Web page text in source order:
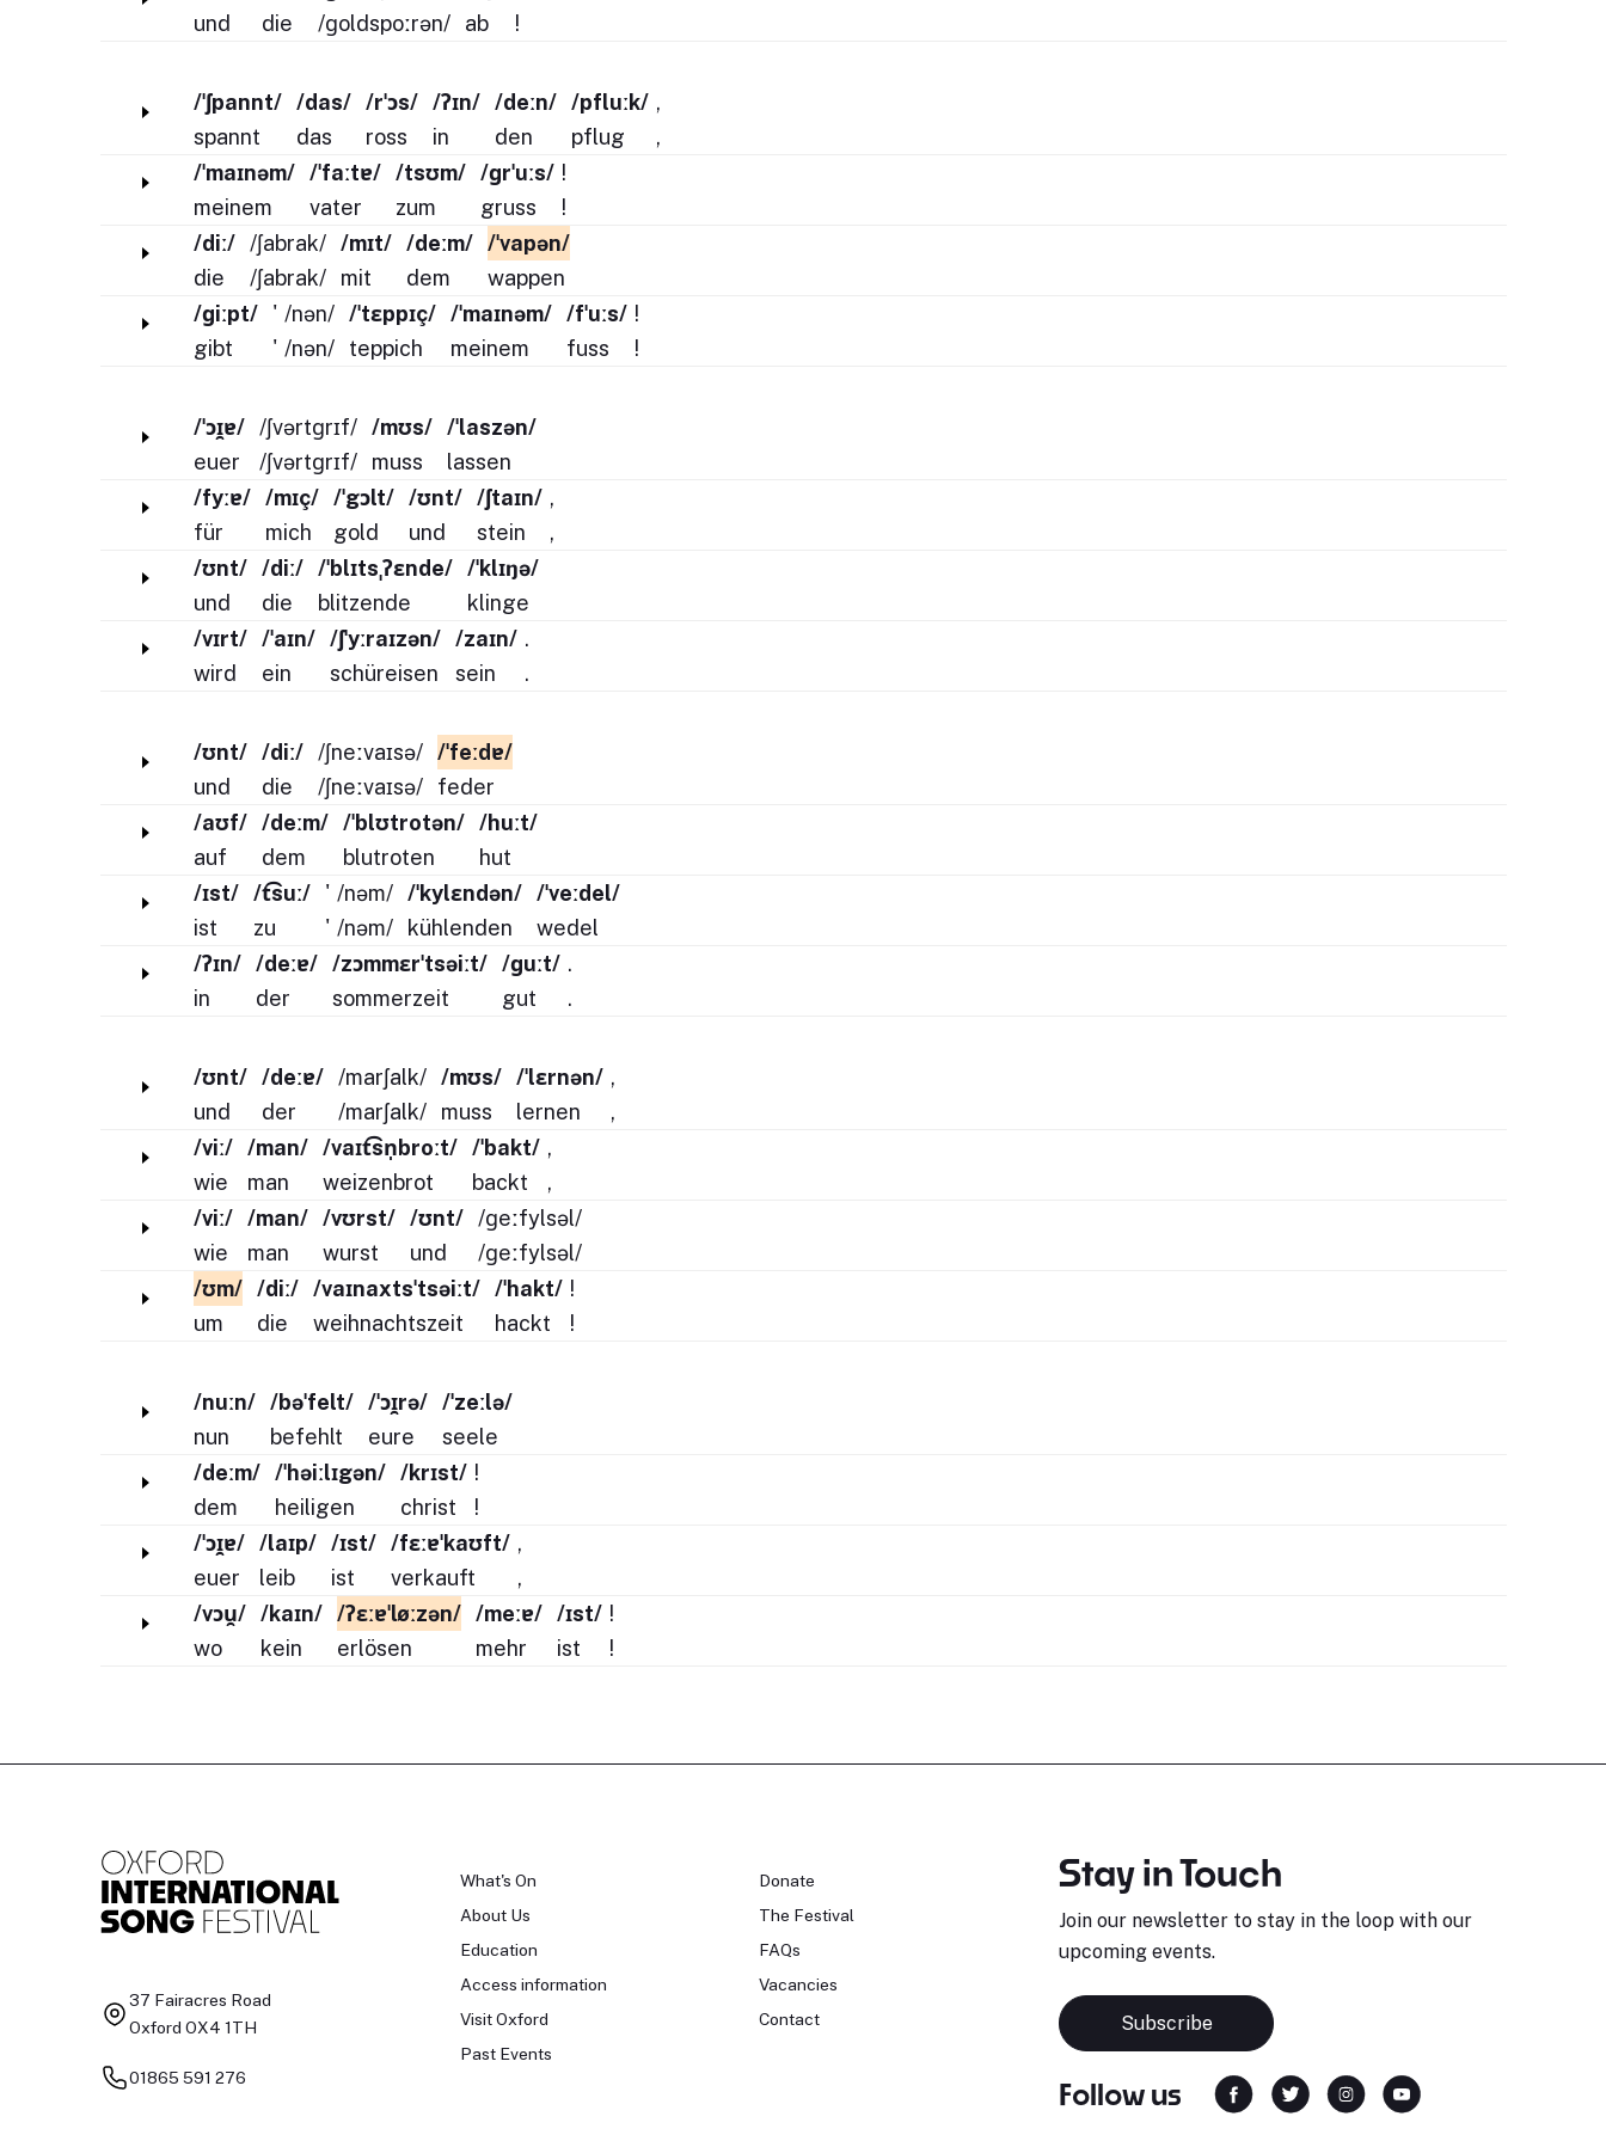
und
die
/ɡoldspoːrən/
ab
!
/ˈʃpannt/
spannt
/das/
das
/rˈɔs/
ross
/ʔɪn/
in
/deːn/
den
/pfluːk/
pflug
,
,
/ˈmaɪnəm/
meinem
/ˈfaːtɐ/
vater
/tsʊm/
zum
/ɡrˈuːs/
gruss
!
!
/diː/
die
/ʃabrak/
/ʃabrak/
/mɪt/
mit
/deːm/
dem
/ˈvapən/
wappen
/ɡiːpt/
gibt
'
'
/nən/
/nən/
/ˈtɛppɪç/
teppich
/ˈmaɪnəm/
meinem
/fˈuːs/
fuss
!
!
/ˈɔɪ̯ɐ/
euer
/ʃvərtɡrɪf/
/ʃvərtɡrɪf/
/mʊs/
muss
/ˈlaszən/
lassen
/fyːɐ/
für
/mɪç/
mich
/ˈgɔlt/
gold
/ʊnt/
und
/ʃtaɪn/
stein
,
,
/ʊnt/
und
/diː/
die
/ˈblɪtsˌʔɛnde/
blitzende
/ˈklɪŋə/
klinge
/vɪrt/
wird
/ˈaɪn/
ein
/ʃˈyːraɪzən/
schüreisen
/zaɪn/
sein
.
.
/ʊnt/
und
/diː/
die
/ʃneːvaɪsə/
/ʃneːvaɪsə/
/ˈfeːdɐ/
feder
/aʊf/
auf
/deːm/
dem
/ˈblʊtrotən/
blutroten
/huːt/
hut
/ɪst/
ist
/t͡suː/
zu
'
'
/nəm/
/nəm/
/ˈkylɛndən/
kühlenden
/ˈveːdel/
wedel
/ʔɪn/
in
/deːɐ/
der
/zɔmmɛrˈtsəiːt/
sommerzeit
/ɡuːt/
gut
.
.
/ʊnt/
und
/deːɐ/
der
/marʃalk/
/marʃalk/
/mʊs/
muss
/ˈlɛrnən/
lernen
,
,
/viː/
wie
/man/
man
/vaɪt͡sn̩broːt/
weizenbrot
/ˈbakt/
backt
,
,
/viː/
wie
/man/
man
/vʊrst/
wurst
/ʊnt/
und
/ɡeːfylsəl/
/ɡeːfylsəl/
/ʊm/
um
/diː/
die
/vaɪnaxtsˈtsəiːt/
weihnachtszeit
/ˈhakt/
hackt
!
!
/nuːn/
nun
/bəˈfelt/
befehlt
/ˈɔɪ̯rə/
eure
/ˈzeːlə/
seele
/deːm/
dem
/ˈhəiːlɪgən/
heiligen
/krɪst/
christ
!
!
/ˈɔɪ̯ɐ/
euer
/laɪp/
leib
/ɪst/
ist
/fɛːɐˈkaʊft/
verkauft
,
,
/vɔu̯/
wo
/kaɪn/
kein
/ʔɛːɐˈløːzən/
erlösen
/meːɐ/
mehr
/ɪst/
ist
!
!
37 Fairacres Road
Oxford OX4 1TH
01865 591 276
What's On
About Us
Education
Access information
Visit Oxford
Past Events
Donate
The Festival
FAQs
Vacancies
Contact
Stay in Touch
Join our newsletter to stay in the loop with our
upcoming events.
Subscribe
Follow us